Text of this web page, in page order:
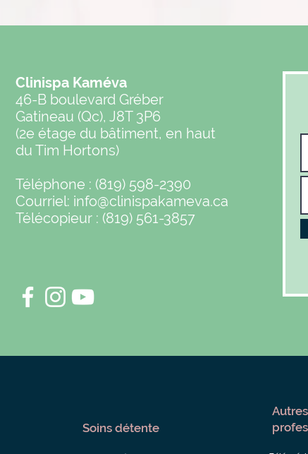
Clinispa Kaméva
46-B boulevard Gréber
Gatineau (Qc), J8T 3P6
(2e étage du bâtiment, en haut
du Tim Hortons)
Téléphone : (819) 598-2390
Courriel: info@clinispakameva.ca
Télécopieur : (819) 561-3857
Soins détente